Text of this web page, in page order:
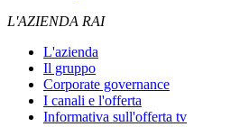
L'AZIENDA RAI
L'azienda
Il gruppo
Corporate governance
I canali e l'offerta
Informativa sull'offerta tv